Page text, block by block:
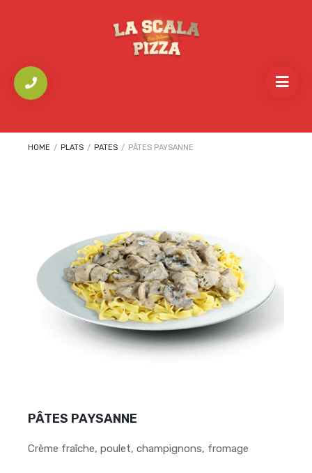
HOME / PLATS / PATES / PÂTES PAYSANNE
PÂTES PAYSANNE
Crème fraîche, poulet, champignons, fromage